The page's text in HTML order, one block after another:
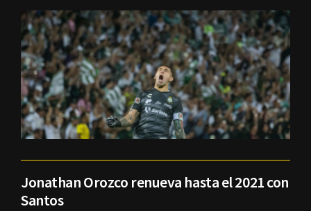
Jonathan Orozco renueva hasta el 2021 con
Santos